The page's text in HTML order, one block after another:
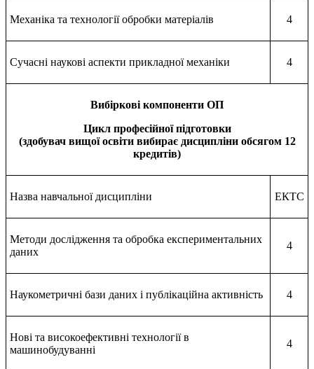
Механіка та технології обробки матеріалів 4
Сучасні наукові аспекти прикладної механіки 4
Вибіркові компоненти ОП
Цикл професійної підготовки
(здобувач вищої освіти вибирає дисципліни обсягом 12
кредитів)
Назва навчальної дисципліни ЕКТС
Методи дослідження та обробка експериментальних
даних
4
Наукометричні бази даних і публікаційна активність 4
Нові та високоефективні технології в
машинобудуванні
4